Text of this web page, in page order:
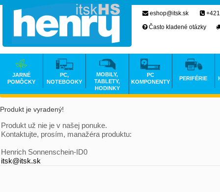
Produkt je vyradený!
Produkt už nie je v našej ponuke.
Kontaktujte, prosím, manažéra produktu:
Henrich Sonnenschein-ID0
itsk@itsk.sk
eshop@itsk.sk
Často kladené otázky
JARNÉ
POMÔCKY
PC,
NOTEBOOKY
MOBILY,
TABLETY,
HODINKY
PC
KOMPONENTY
PERIFÉRIE